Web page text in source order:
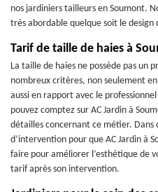
nos jardiniers tailleurs en Soumont.
très abordable quelque soit le design
Tarif de taille de haies à
La taille de haies ne possède pas un
nombreux critères, non seulement
aussi en rapport avec le
pouvez comptez sur AC Jardin à
détailles concernant ce métier. Dans
d’intervention pour que AC Jardin à
faire pour améliorer l’esthétique de
tarif après son intervention.